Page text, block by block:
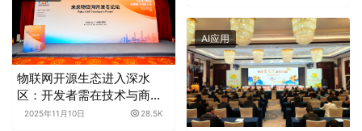
物联网开源生态进入深水
区：开发者需在技术与商业
的夹缝中寻找破局之道
2025年11月10日 28.5K
AI应用